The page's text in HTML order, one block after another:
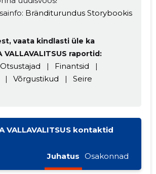
Bränditurundus Storybookis
vaata kindlasti üle ka
VALLAVALITSUS raportid:
Otsustajad | Finantsid
|
| Võrgustikud |
Seire
VALLAVALITSUS kontaktid
Juhatus Osakonnad